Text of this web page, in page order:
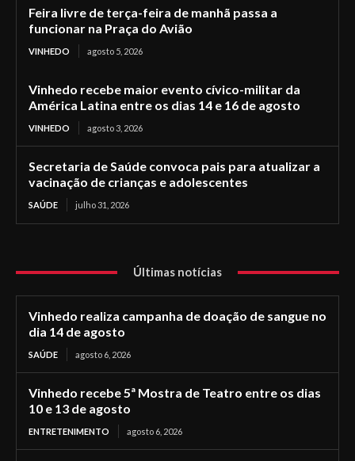
Feira livre de terça-feira de manhã passa a
funcionar na Praça do Avião
VINHEDO agosto 5, 2026
Vinhedo recebe maior evento cívico-militar da
América Latina entre os dias 14 e 16 de agosto
VINHEDO agosto 3, 2026
Secretaria de Saúde convoca pais para atualizar a
vacinação de crianças e adolescentes
SAÚDE julho 31, 2026
Últimas notícias
Vinhedo realiza campanha de doação de sangue no
dia 14 de agosto
SAÚDE agosto 6, 2026
Vinhedo recebe 5ª Mostra de Teatro entre os dias
10 e 13 de agosto
ENTRETENIMENTO agosto 6, 2026